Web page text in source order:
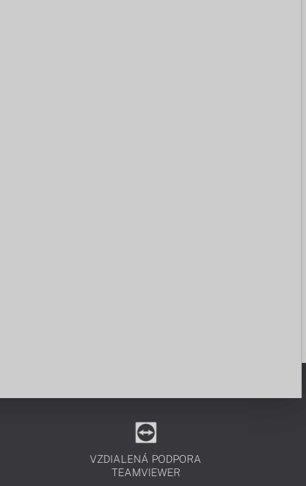
VZDIALENÁ PODPORA
TEAMVIEWER